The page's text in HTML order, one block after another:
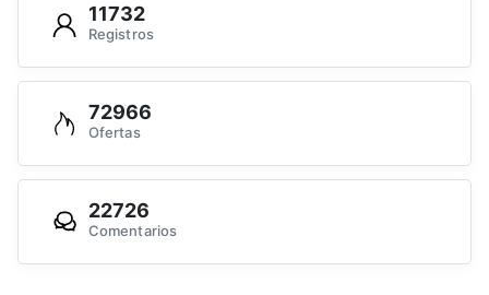
11732
Registros
72966
Ofertas
22726
Comentarios